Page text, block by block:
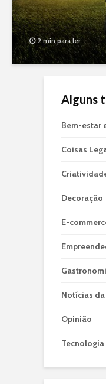
2 min para ler
Alguns
Bem-estar
Coisas
Decoração
E-
Notícias da
Opinião
Tecnologia